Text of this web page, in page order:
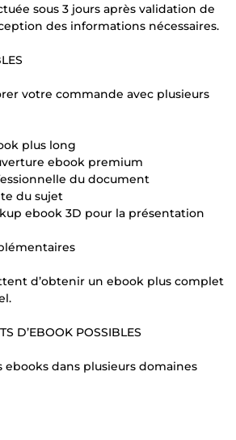
sous 3 jours après validation de
des informations nécessaires.
votre commande avec plusieurs
plus long
ebook premium
du document
du sujet
ebook 3D pour la présentation
d’obtenir un ebook plus complet
D’EBOOK POSSIBLES
ebooks dans plusieurs domaines